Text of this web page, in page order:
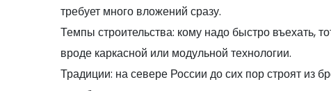
требует много вложений сразу.
Темпы строительства: кому надо быстро въехать,
вроде каркасной или модульной технологии.
Традиции: на севере России до сих пор строят из